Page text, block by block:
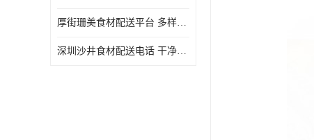
厚街珊美食材配送平台 多样化选择 提高膳食质量
深圳沙井食材配送电话 干净卫生 无需亲自管理